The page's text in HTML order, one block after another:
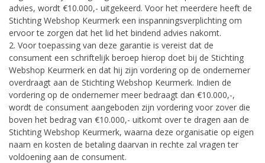
advies, wordt €10.000,- uitgekeerd. Voor het meerdere heeft de
Stichting Webshop Keurmerk een inspanningsverplichting om
ervoor te zorgen dat het lid het bindend advies nakomt.
2. Voor toepassing van deze garantie is vereist dat de
consument een schriftelijk beroep hierop doet bij de Stichting
Webshop Keurmerk en dat hij zijn vordering op de ondernemer
overdraagt aan de Stichting Webshop Keurmerk. Indien de
vordering op de ondernemer meer bedraagt dan €10.000,-,
wordt de consument aangeboden zijn vordering voor zover die
boven het bedrag van €10.000,- uitkomt over te dragen aan de
Stichting Webshop Keurmerk, waarna deze organisatie op eigen
naam en kosten de betaling daarvan in rechte zal vragen ter
voldoening aan de consument.